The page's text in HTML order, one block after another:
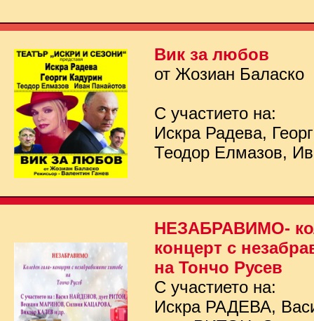
Вик за любов
от Жозиан Баласко
С участието на:
Искра Радева,
Теодор Елмазов,
НЕЗАБРАВИМО-
концерт с
на Тончо Русев
С участието на:
Искра РАДЕВА,